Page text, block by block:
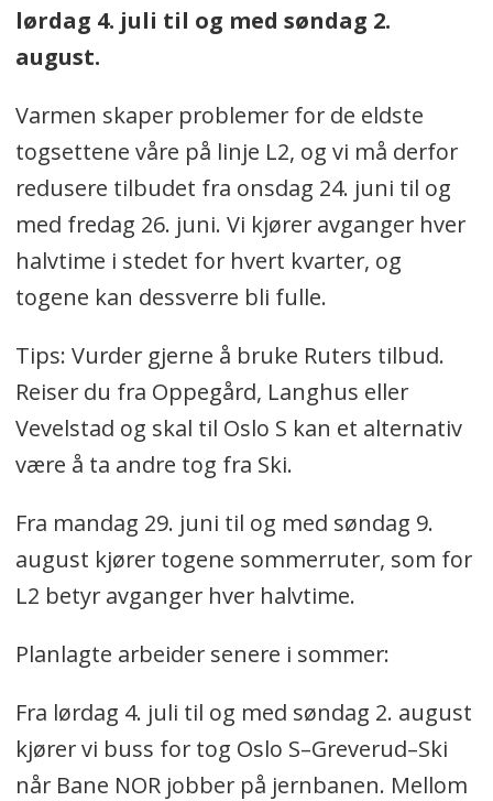
lørdag 4. juli til og med søndag 2.
august.
Varmen skaper problemer for de eldste
togsettene våre på linje L2, og vi må derfor
redusere tilbudet fra onsdag 24. juni til og
med fredag 26. juni. Vi kjører avganger hver
halvtime i stedet for hvert kvarter, og
togene kan dessverre bli fulle.
Tips: Vurder gjerne å bruke Ruters tilbud.
Reiser du fra Oppegård, Langhus eller
Vevelstad og skal til Oslo S kan et alternativ
være å ta andre tog fra Ski.
Fra mandag 29. juni til og med søndag 9.
august kjører togene sommerruter, som for
L2 betyr avganger hver halvtime.
Planlagte arbeider senere i sommer:
Fra lørdag 4. juli til og med søndag 2. august
kjører vi buss for tog Oslo S–Greverud–Ski
når Bane NOR jobber på jernbanen. Mellom